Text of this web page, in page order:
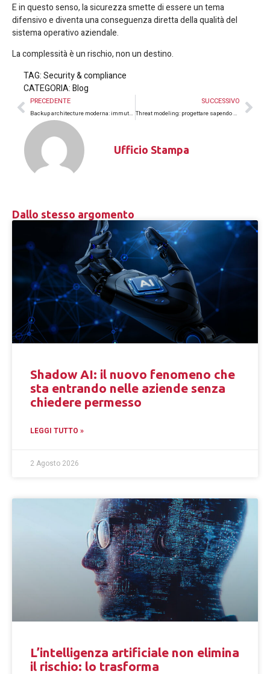
E in questo senso, la sicurezza smette di essere un tema
difensivo e diventa una conseguenza diretta della qualità del
sistema operativo aziendale.
La complessità è un rischio, non un destino.
TAG:Security & compliance
CATEGORIA:Blog
PRECEDENTE
Backup architecture moderna: immutabilità, segregazione, restore
SUCCESSIVO
Threat modeling: progettare sapendo dove può rompersi
Ufficio Stampa
Dallo stesso argomento
Shadow AI: il nuovo fenomeno che
sta entrando nelle aziende senza
chiedere permesso
LEGGI TUTTO »
2 Agosto 2026
L’intelligenza artificiale non elimina
il rischio: lo trasforma